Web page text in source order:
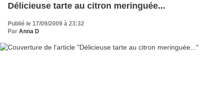
Délicieuse tarte au citron meringuée...
Publié le 17/09/2009 à 23:32
Par Anna D